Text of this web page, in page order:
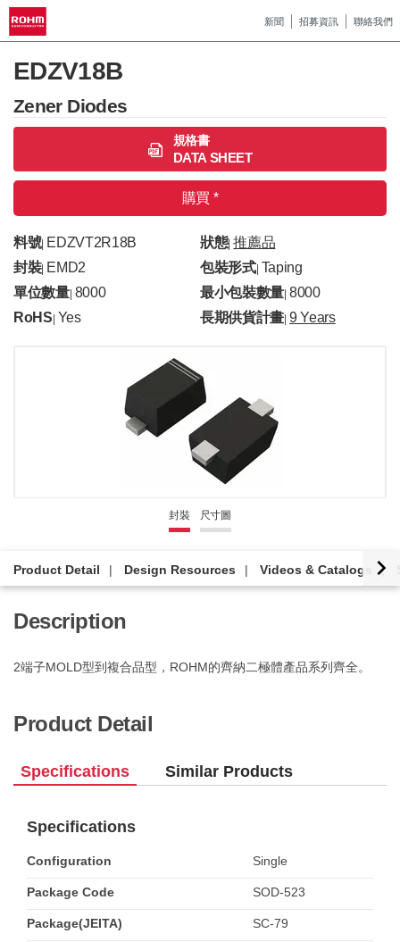
新聞 招募資訊 聯絡我們
EDZV18B
Zener Diodes
規格書
DATA SHEET
購買 *
料號| EDZVT2R18B 狀態|推薦品
封裝| EMD2 包裝形式| Taping
單位數量| 8000 最小包裝數量 |8000
RoHS Yes 長期供貨計畫 |9 Years
封裝 尺寸圖
Product Detail Design Resources Videos & Catalogs
Description
2端子MOLD型到複合品型，ROHM的齊納二極體產品系列齊全。
Product Detail
Specifications Similar Products
Specifications
Configuration Single
Package Code SOD-523
Package(JEITA) SC-79